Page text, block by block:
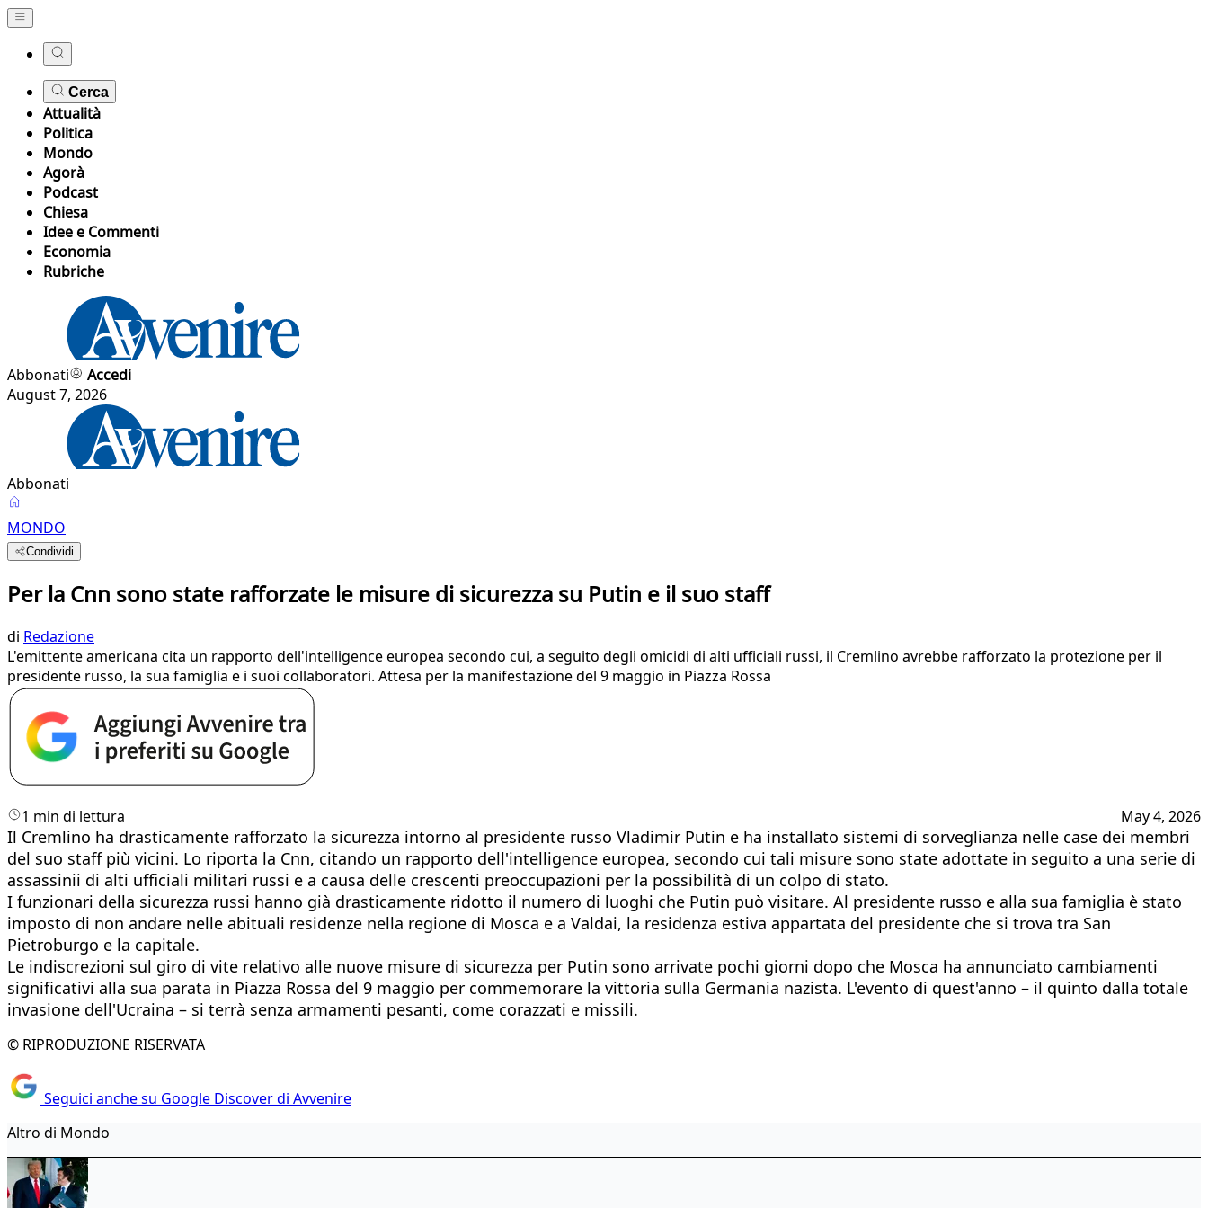
Cerca
Attualità
Politica
Mondo
Agorà
Podcast
Chiesa
Idee e Commenti
Economia
Rubriche
Abbonati
Accedi
August 7, 2026
Abbonati
MONDO
Condividi
Per la Cnn sono state rafforzate le misure di sicurezza su Putin e il suo staff
di Redazione
L'emittente americana cita un rapporto dell'intelligence europea secondo cui, a seguito degli omicidi di alti ufficiali russi, il Cremlino avrebbe rafforzato la protezione per il
presidente russo, la sua famiglia e i suoi collaboratori. Attesa per la manifestazione del 9 maggio in Piazza Rossa
1 min di lettura May 4, 2026
Il Cremlino ha drasticamente rafforzato la sicurezza intorno al presidente russo Vladimir Putin e ha installato sistemi di sorveglianza nelle case dei membri
del suo staff più vicini. Lo riporta la Cnn, citando un rapporto dell'intelligence europea, secondo cui tali misure sono state adottate in seguito a una serie di
assassinii di alti ufficiali militari russi e a causa delle crescenti preoccupazioni per la possibilità di un colpo di stato.
I funzionari della sicurezza russi hanno già drasticamente ridotto il numero di luoghi che Putin può visitare. Al presidente russo e alla sua famiglia è stato
imposto di non andare nelle abituali residenze nella regione di Mosca e a Valdai, la residenza estiva appartata del presidente che si trova tra San
Pietroburgo e la capitale.
Le indiscrezioni sul giro di vite relativo alle nuove misure di sicurezza per Putin sono arrivate pochi giorni dopo che Mosca ha annunciato cambiamenti
significativi alla sua parata in Piazza Rossa del 9 maggio per commemorare la vittoria sulla Germania nazista. L'evento di quest'anno – il quinto dalla totale
invasione dell'Ucraina – si terrà senza armamenti pesanti, come corazzati e missili.
© RIPRODUZIONE RISERVATA
Seguici anche su Google Discover di Avvenire
Altro di Mondo